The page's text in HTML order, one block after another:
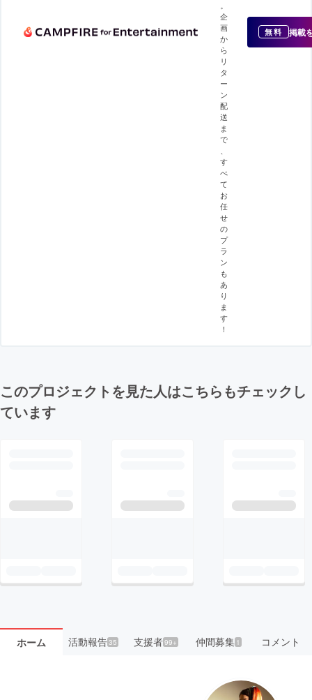
企
画
か
ら
リ
タ
ー
ン
配
送
ま
で
す
べ
て
お
任
せ
の
プ
ラ
ン
も
あ
り
ま
す
！
無料 掲載
このプロジェクトを見た人はこちらもチェックし
ています
ホーム 活動報告35 支援者99+ 仲間募集 1 コメント